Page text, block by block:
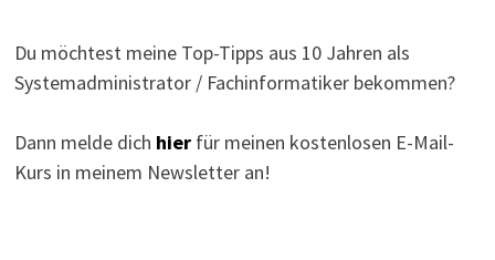
Du möchtest meine Top-Tipps aus 10 Jahren als
Systemadministrator / Fachinformatiker bekommen?
Dann melde dich hierfür meinen kostenlosen E-Mail-
Kurs in meinem Newsletter an!